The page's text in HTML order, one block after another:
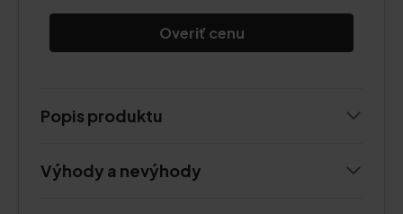
Overiť cenu
Popis produktu
Výhody a nevýhody